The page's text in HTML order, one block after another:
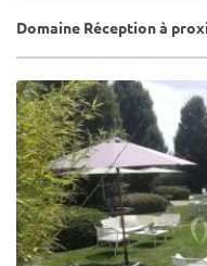
Domaine Réception à